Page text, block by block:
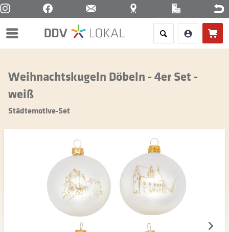
Menü
Weihnachtskugeln Döbeln - 4er Set -
weiß
Städtemotive-Set